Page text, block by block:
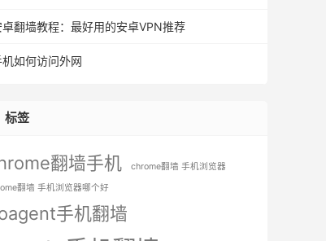
卓翻墙教程：最好用的安卓VPN推荐
机如何访问外网
标签
翻墙手机
chrome翻墙 手机浏览器
翻墙 手机浏览器哪个好
手机翻墙